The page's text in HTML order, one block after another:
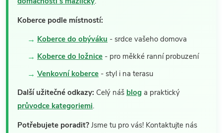
Koberce podle místností:
Koberce do obýváku - srdce vašeho domova
Koberce do ložnice - pro měkké ranní probuzení
Venkovní koberce - styl i na terasu
Další užitečné odkazy: Celý náš blog a praktický
průvodce kategoriemi.
Potřebujete poradit? Jsme tu pro vás! Kontaktujte nás